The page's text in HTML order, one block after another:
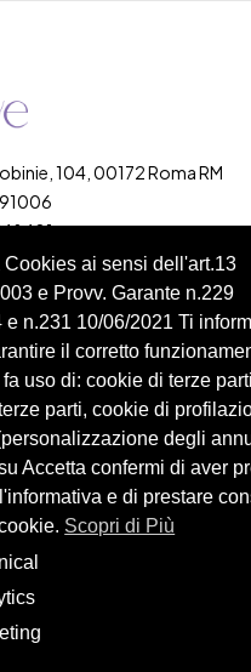
Cookies ai sensi dell'art.13
e Provv. Garante n.229
e n.231 10/06/2021 Ti
il corretto
uso di: cookie di terze
parti, cookie di
degli
Accetta confermi di aver
e di prestare
Scopri di Più
104, 00172 Roma RM
Account
Carrello
Profilo
Ordini
Wishlist
Spedizioni e